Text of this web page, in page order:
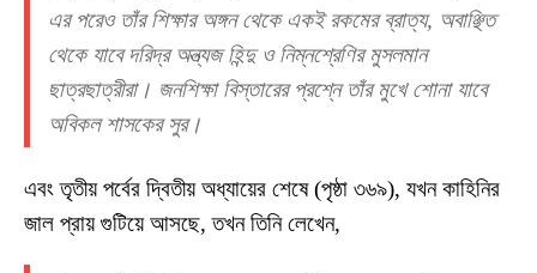
এর পরেও তাঁর শিক্ষার অঙ্গন থেকে একই রকমের ব্রাত্য, অবাঞ্ছিত
থেকে যাবে দরিদ্র অন্ত্যজ হিন্দু ও নিম্নশ্রেণির মুসলমান
ছাত্রছাত্রীরা। জনশিক্ষা বিস্তারের প্রশ্নে তাঁর মুখে শোনা যাবে
অবিকল শাসকের সুর।
এবং তৃতীয় পর্বের দ্বিতীয় অধ্যায়ের শেষে (পৃষ্ঠা ৩৬৯), যখন কাহিনির
জাল প্রায় গুটিয়ে আসছে, তখন তিনি লেখেন,